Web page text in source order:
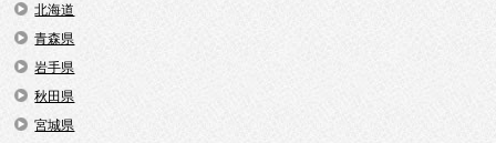
北海道
青森県
岩手県
秋田県
宮城県